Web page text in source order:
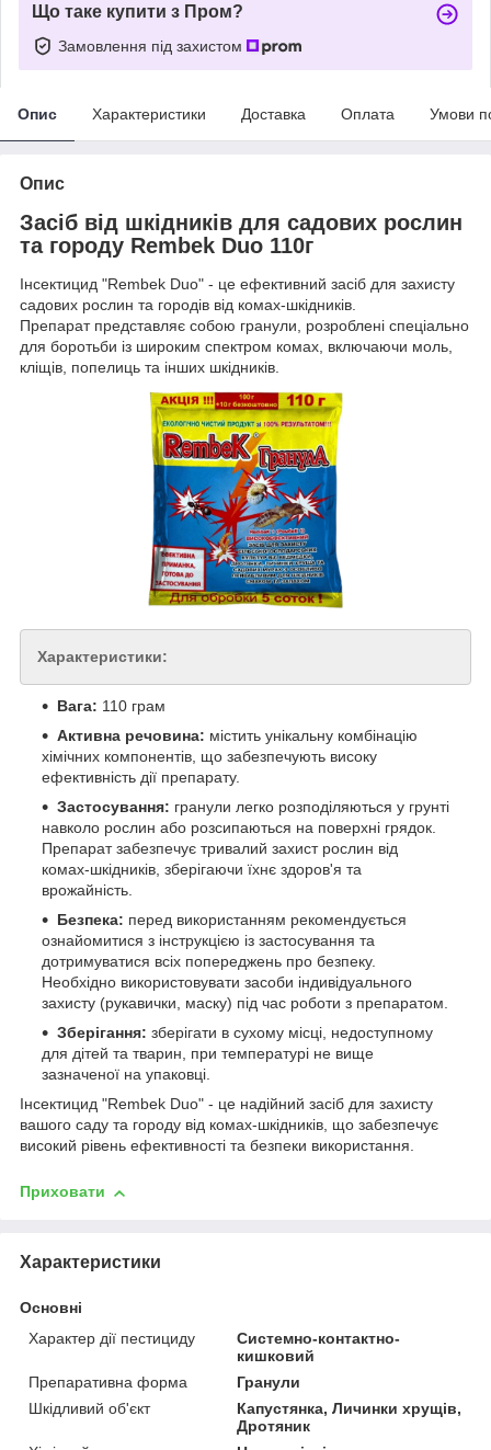
Що таке купити з Пром?
Замовлення під захистом
Опис Характеристики Доставка Оплата Умови
Опис
Засіб від шкідників для садових рослин
та городу Rembek Duo 110г
Інсектицид "Rembek Duo" - це ефективний засіб для захисту
садових рослин та городів від комах-шкідників.
Препарат представляє собою гранули, розроблені спеціально
для боротьби із широким спектром комах, включаючи моль,
кліщів, попелиць та інших шкідників.
Характеристики:
Вага: 110 грам
Активна речовина: містить унікальну комбінацію
хімічних компонентів, що забезпечують високу
ефективність дії препарату.
Застосування: гранули легко розподіляються у грунті
навколо рослин або розсипаються на поверхні грядок.
Препарат забезпечує тривалий захист рослин від
комах-шкідників, зберігаючи їхнє здоров'я та
врожайність.
Безпека: перед використанням рекомендується
ознайомитися з інструкцією із застосування та
дотримуватися всіх попереджень про безпеку.
Необхідно використовувати засоби індивідуального
захисту (рукавички, маску) під час роботи з препаратом.
Зберігання: зберігати в сухому місці, недоступному
для дітей та тварин, при температурі не вище
зазначеної на упаковці.
Інсектицид "Rembek Duo" - це надійний засіб для захисту
вашого саду та городу від комах-шкідників, що забезпечує
високий рівень ефективності та безпеки використання.
Приховати
Характеристики
Основні
Характер дії пестициду
Системно-контактно-
кишковий
Препаративна форма
Гранули
Шкідливий об'єкт
Капустянка, Личинки хрущів,
Дротяник